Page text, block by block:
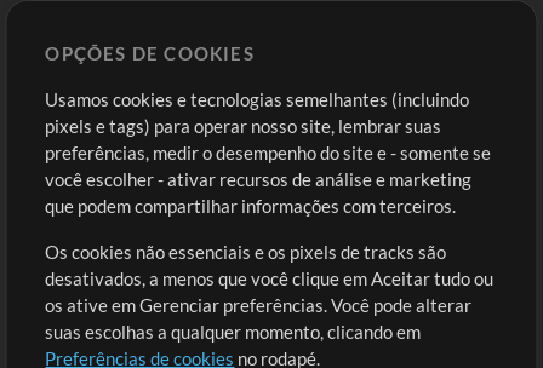
Comprar Créditos
Conteúdo Grátis
Solicite uma Música
Extras
Sessões
Envie seu conteúdo
Entre
Cadastre-se
Ir ao carrinho
OPÇÕES DE COOKIES
Usamos cookies e tecnologias semelhantes (incluindo
pixels e tags) para operar nosso site, lembrar suas
preferências, medir o desempenho do site e - somente se
você escolher - ativar recursos de análise e marketing
que podem compartilhar informações com terceiros.
Os cookies não essenciais e os pixels de tracks são
desativados, a menos que você clique em Aceitar tudo ou
os ative em Gerenciar preferências. Você pode alterar
suas escolhas a qualquer momento, clicando em
Preferências de cookies no rodapé.